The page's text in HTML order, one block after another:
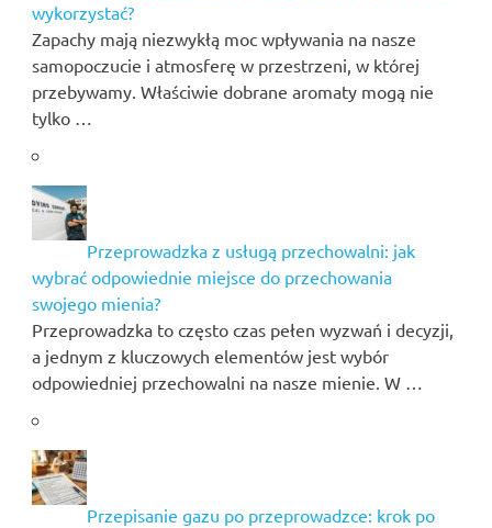
wykorzystać?
Zapachy mają niezwykłą moc wpływania na nasze
samopoczucie i atmosferę w przestrzeni, w której
przebywamy. Właściwie dobrane aromaty mogą nie
tylko …
Przeprowadzka z usługą przechowalni: jak
wybrać odpowiednie miejsce do przechowania
swojego mienia?
Przeprowadzka to często czas pełen wyzwań i decyzji,
a jednym z kluczowych elementów jest wybór
odpowiedniej przechowalni na nasze mienie. W …
Przepisanie gazu po przeprowadzce: krok po